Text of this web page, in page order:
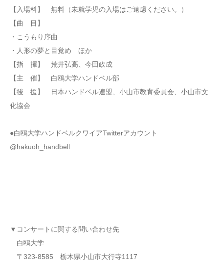
【入場料】 無料（未就学児の入場はご遠慮ください。）
【曲 目】
・こうもり序曲
・人形の夢と目覚め ほか
【指 揮】 荒井弘高、今田政成
【主 催】 白鴎大学ハンドベル部
【後 援】 日本ハンドベル連盟、小山市教育委員会、小山市文
化協会
●白鴎大学ハンドベルクワイアTwitterアカウント
@hakuoh_handbell
▼コンサートに関する問い合わせ先
白鴎大学
〒323-8585 栃木県小山市大行寺1117